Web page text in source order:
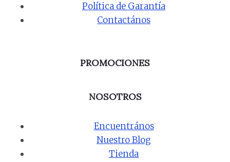
Política de Garantía
Contactános
PROMOCIONES
NOSOTROS
Encuentrános
Nuestro Blog
Tienda